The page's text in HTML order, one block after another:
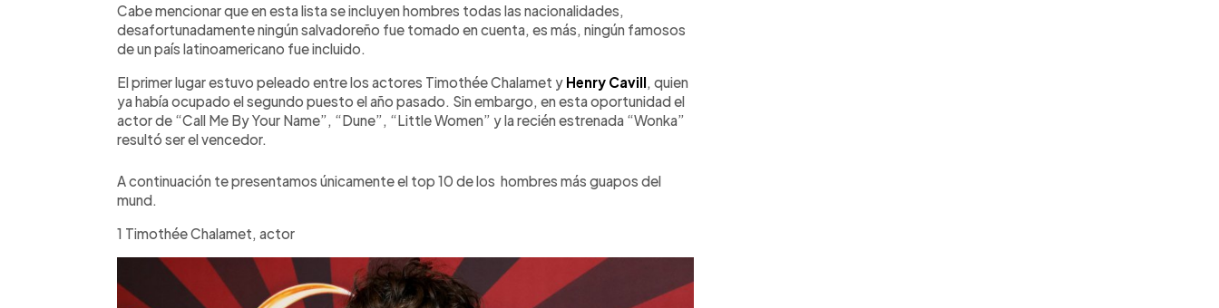
Cabe mencionar que en esta lista se incluyen hombres todas las nacionalidades,
desafortunadamente ningún salvadoreño fue tomado en cuenta, es más, ningún famosos
de un país latinoamericano fue incluido.
El primer lugar estuvo peleado entre los actores Timothée Chalamet y Henry Cavill , quien
ya había ocupado el segundo puesto el año pasado. Sin embargo, en esta oportunidad el
actor de “Call Me By Your Name”, “Dune”, “Little Women” y la recién estrenada “Wonka”
resultó ser el vencedor.
A continuación te presentamos únicamente el top 10 de los hombres más guapos del
mund.
1 Timothée Chalamet, actor